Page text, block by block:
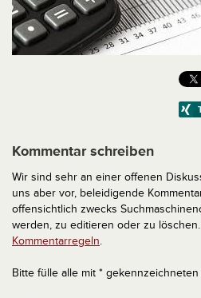
Kommentar schreiben
Wir sind sehr an einer offenen
uns aber vor, beleidigende
offensichtlich zwecks
werden, zu editieren oder zu
Kommentarregeln.
Bitte fülle alle mit *